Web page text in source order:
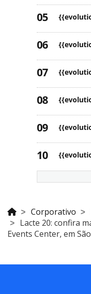
Corporativo
Lacte 20: confira
Events Center, em